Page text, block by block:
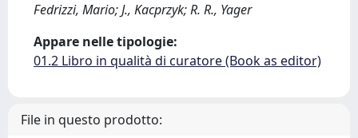
Fedrizzi, Mario; J., Kacprzyk; R. R., Yager
Appare nelle tipologie:
01.2 Libro in qualità di curatore (Book as editor)
File in questo prodotto: